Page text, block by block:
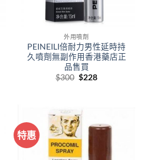
外用噴劑
PEINEILI倍耐力男性延時持
久噴劑無副作用香港藥店正
品售買
$300 Original
$228Current
特惠